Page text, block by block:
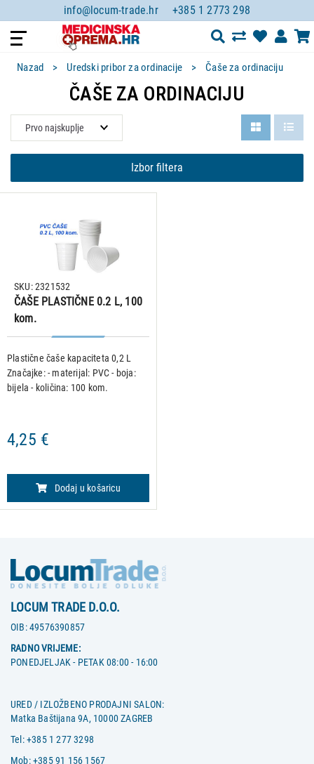
info@locum-trade.hr +385 1 2773 298
Nazad Uredski pribor za ordinacije Čaše za ordinaciju
ČAŠE ZA ORDINACIJU
Izbor filtera
ČAŠE PLASTIČNE 0.2 L, 100
kom.
Plastične čaše kapaciteta 0,2 L
Značajke: - materijal: PVC - boja:
bijela - količina: 100 kom.
SKU: 2321532
4,25 €
Dodaj u košaricu
LOCUM TRADE D.O.O.
OIB:49576390857
RADNO VRIJEME:
PONEDJELJAK - PETAK 08:00 - 16:00
URED / IZLOŽBENO PRODAJNI SALON:
Matka Baštijana 9A, 10000 ZAGREB
Tel:+385 1 277 3298
Mob:+385 91 156 1567